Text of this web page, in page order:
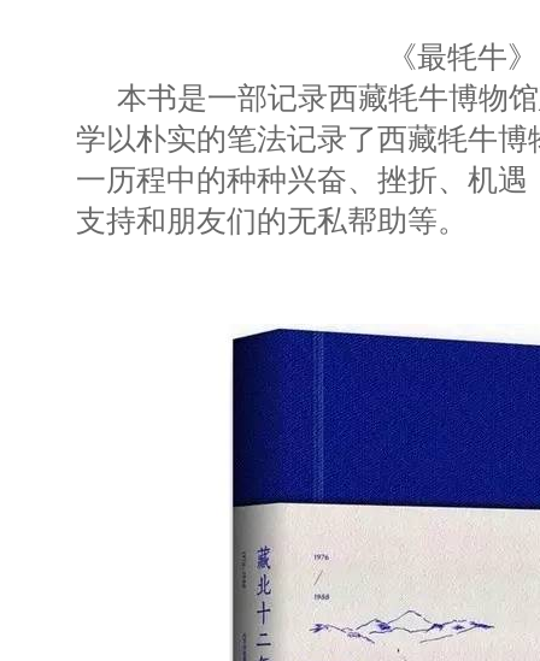
《最牦牛》
本书是一部记录西藏牦牛博物
学以朴实的笔法记录了西藏牦牛
一历程中的种种兴奋、挫折、机
支持和朋友们的无私帮助等。